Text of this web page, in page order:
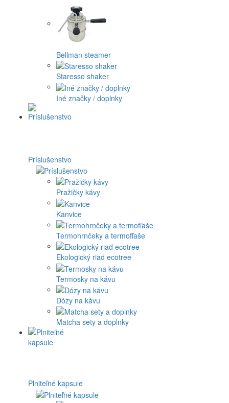
Bellman steamer
Staresso shaker
Iné značky / doplnky
Príslušenstvo
Pražičky kávy
Kanvice
Termohrnčeky a termofľaše
Ekologický riad ecotree
Termosky na kávu
Dózy na kávu
Matcha sety a doplnky
Plniteľné kapsule